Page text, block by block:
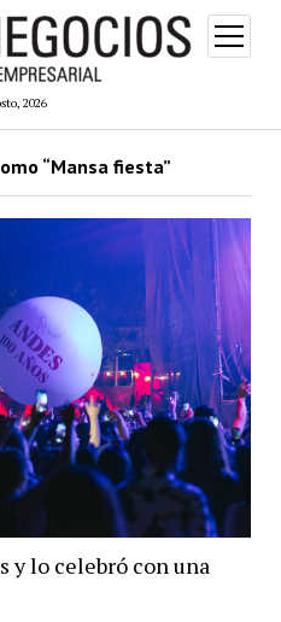
2026
abrir
menú
“Mansa fiesta”
y lo celebró con una